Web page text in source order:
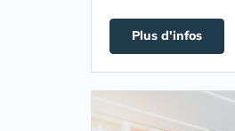
Plus d'infos